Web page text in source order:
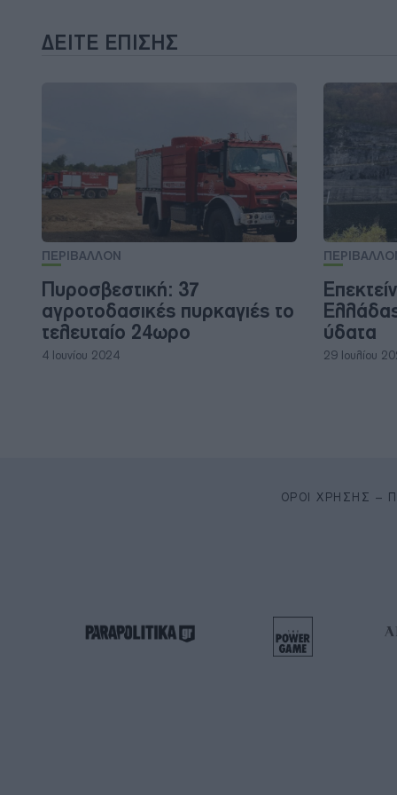
ΔΕΊΤΕ ΕΠΊΣΗΣ
ΠΕΡΙΒΑΛΛΟΝ
Πυροσβεστική: 37
αγροτοδασικές πυρκαγιές το
τελευταίο 24ωρο
4 Ιουνίου 2024
ύδατα
29 Ιουλίου
ΌΡΟΙ ΧΡΉΣΗΣ –